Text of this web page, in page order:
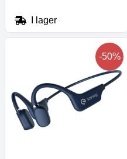
I lager
-50%